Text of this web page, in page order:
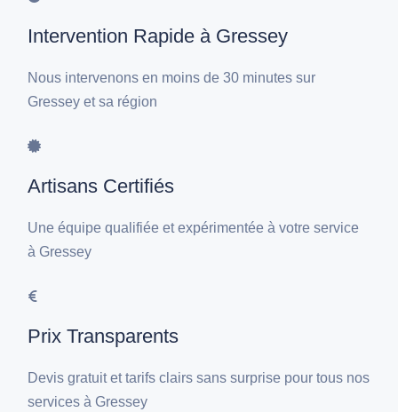
Intervention Rapide à Gressey
Nous intervenons en moins de 30 minutes sur
Gressey et sa région
Artisans Certifiés
Une équipe qualifiée et expérimentée à votre service
à Gressey
Prix Transparents
Devis gratuit et tarifs clairs sans surprise pour tous nos
services à Gressey